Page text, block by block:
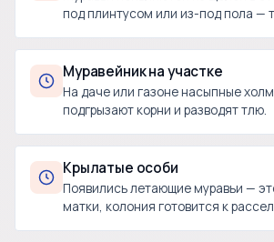
под плинтусом или из-под пола —
Муравейник на участке
На даче или газоне насыпные
подгрызают корни и разводят тлю.
Крылатые особи
Появились летающие муравьи —
матки, колония готовится к